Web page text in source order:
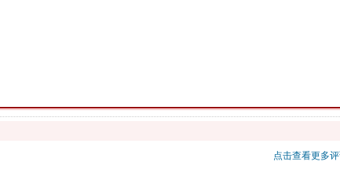
点击查看更多